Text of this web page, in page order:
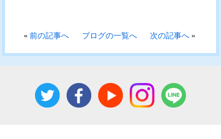
«前の記事へ ブログの一覧へ 次の記事へ»